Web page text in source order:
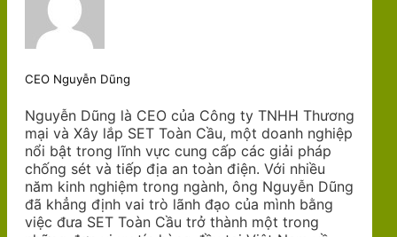
CEO Nguyễn Dũng
Nguyễn Dũng là CEO của Công ty TNHH Thương
mại và Xây lắp SET Toàn Cầu, một doanh nghiệp
nổi bật trong lĩnh vực cung cấp các giải pháp
chống sét và tiếp địa an toàn điện. Với nhiều
năm kinh nghiệm trong ngành, ông Nguyễn Dũng
đã khẳng định vai trò lãnh đạo của mình bằng
việc đưa SET Toàn Cầu trở thành một trong